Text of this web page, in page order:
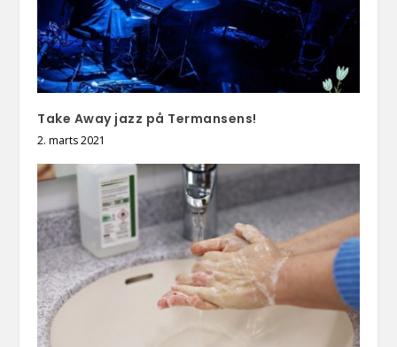
Take Away jazz på Termansens!
2. marts 2021